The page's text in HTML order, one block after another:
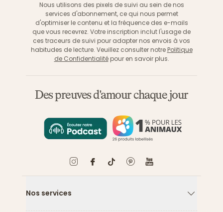
Nous utilisons des pixels de suivi au sein de nos
services d'abonnement, ce qui nous permet
d'optimiser le contenu et la fréquence des e-mails
que vous recevrez. Votre inscription inclut l'usage de
ces traceurs de suivi pour adapter nos envois à vos
habitudes de lecture. Veuillez consulter notre Politique
de Confidentialitépour en savoir plus.
Des preuves d'amour chaque jour
Nos services